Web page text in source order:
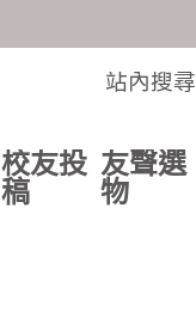
校友投
稿
友聲選
物
站內搜尋